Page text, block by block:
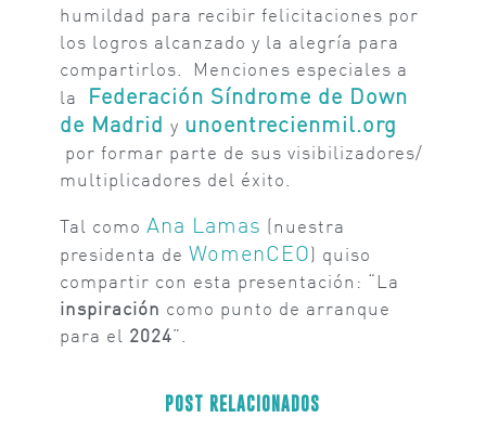
humildad para recibir felicitaciones por
los logros alcanzado y la alegría para
compartirlos. Menciones especiales a
la
Federación Síndrome de Down
de Madrid y unoentrecienmil.org
por formar parte de sus visibilizadores/
multiplicadores del éxito.
Tal como Ana Lamas (nuestra
presidenta de WomenCEO) quiso
compartir con esta presentación: “La
inspiración como punto de arranque
para el 2024”.
POST RELACIONADOS